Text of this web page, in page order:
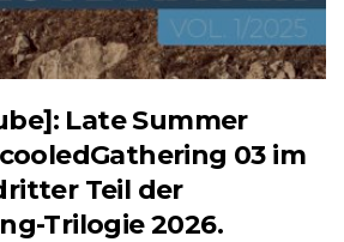
Late Summer
03 im
Teil der
Trilogie 2026.